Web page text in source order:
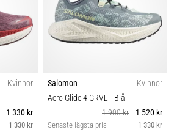
Kvinnor
1 330 kr
1 330 kr
Salomon
Kvinnor
Aero Glide 4 GRVL - Blå
1 900 kr
1 520 kr
Senaste lägsta pris 1 330 kr